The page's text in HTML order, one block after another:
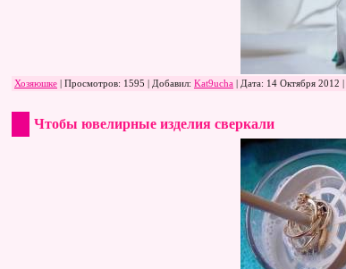
Хозяюшке | Просмотров: 1595 | Добавил: Kat9ucha | Дата: 14 Октября 2012
Чтобы ювелирные изделия сверкали